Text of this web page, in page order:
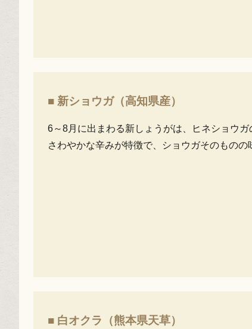
■ 新ショウガ（高知県産）
6～8月に出まわる新しょうがは、ヒネショウ
さわやかな辛みが特徴で、ショウガそのものの
■ 白オクラ（熊本県天草）